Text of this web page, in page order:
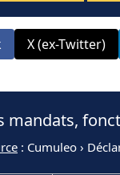
X (ex-Twitter)
mandats,
: Cumuleo ›